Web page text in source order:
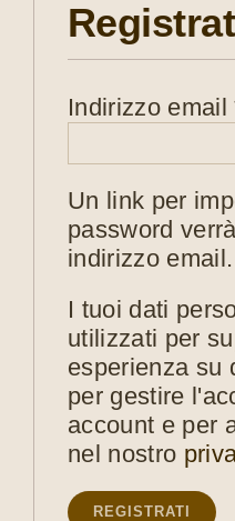
Indirizzo email
Un link per
password
indirizzo email.
I tuoi dati
utilizzati per
esperienza su
per gestire
account e per
nel nostro
REGISTRATI